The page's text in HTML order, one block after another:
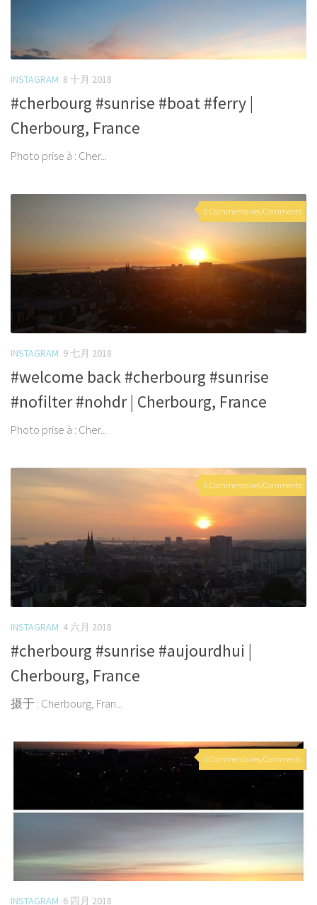
INSTAGRAM 8 十月 2018
#cherbourg #sunrise #boat #ferry |
Cherbourg, France
Photo prise à : Cher...
0 Commentaires/Comments
INSTAGRAM 9 七月 2018
#welcome back #cherbourg #sunrise
#nofilter #nohdr | Cherbourg, France
Photo prise à : Cher...
0 Commentaires/Comments
INSTAGRAM 4 六月 2018
#cherbourg #sunrise #aujourdhui |
Cherbourg, France
摄于 : Cherbourg, Fran...
0 Commentaires/Comments
INSTAGRAM 6 四月 2018